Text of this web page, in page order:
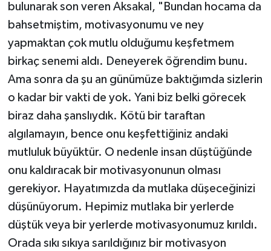
bulunarak son veren Aksakal, "Bundan hocama da
bahsetmiştim, motivasyonumu ve ney
yapmaktan çok mutlu olduğumu keşfetmem
birkaç senemi aldı. Deneyerek öğrendim bunu.
Ama sonra da şu an günümüze baktığımda sizlerin
o kadar bir vakti de yok. Yani biz belki görecek
biraz daha şanslıydık. Kötü bir taraftan
algılamayın, bence onu keşfettiğiniz andaki
mutluluk büyüktür. O nedenle insan düştüğünde
onu kaldıracak bir motivasyonunun olması
gerekiyor. Hayatımızda da mutlaka düşeceğinizi
düşünüyorum. Hepimiz mutlaka bir yerlerde
düştük veya bir yerlerde motivasyonumuz kırıldı.
Orada sıkı sıkıya sarıldığınız bir motivasyon